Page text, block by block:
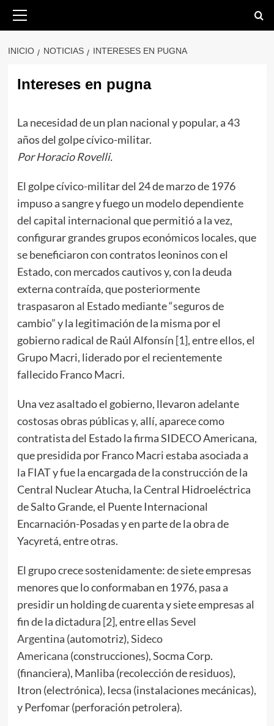
Saltar
primario
INICIO NOTICIAS INTERESES EN PUGNA
Intereses en pugna
La necesidad de un plan nacional y popular, a 43
años del golpe cívico-militar.
Por Horacio Rovelli.
El golpe cívico-militar del 24 de marzo de 1976
impuso a sangre y fuego un modelo dependiente
del capital internacional que permitió a la vez,
configurar grandes grupos económicos locales, que
se beneficiaron con contratos leoninos con el
Estado, con mercados cautivos y, con la deuda
externa contraída, que posteriormente
traspasaron al Estado mediante “seguros de
cambio” y la legitimación de la misma por el
gobierno radical de Raúl Alfonsín [1], entre ellos, el
Grupo Macri, liderado por el recientemente
fallecido Franco Macri.
Una vez asaltado el gobierno, llevaron adelante
costosas obras públicas y, allí, aparece como
contratista del Estado la firma SIDECO Americana,
que presidida por Franco Macri estaba asociada a
la FIAT y fue la encargada de la construcción de la
Central Nuclear Atucha, la Central Hidroeléctrica
de Salto Grande, el Puente Internacional
Encarnación-Posadas y en parte de la obra de
Yacyretá, entre otras.
El grupo crece sostenidamente: de siete empresas
menores que lo conformaban en 1976, pasa a
presidir un holding de cuarenta y siete empresas al
fin de la dictadura [2], entre ellasSevel
Argentina (automotriz),Sideco
Americana (construcciones), Socma Corp.
(financiera), Manliba (recolección de residuos),
Itron (electrónica), Iecsa (instalaciones mecánicas),
y Perfomar (perforación petrolera).